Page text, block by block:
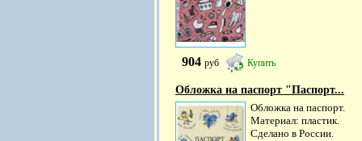
904 руб Купить
Обложка на паспорт "Паспорт...
Обложка на паспорт.
Материал: пластик.
Сделано в России.